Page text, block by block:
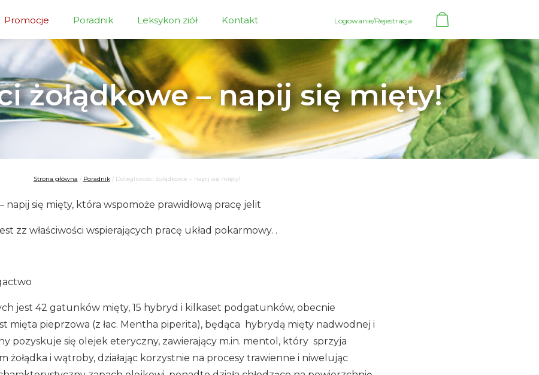
Promocje Poradnik Leksykon ziół Kontakt Logowanie/Rejestracja
żołądkowe – napij się mięty!
Strona główna / Poradnik/ Dolegliwości żołądkowe – napij się mięty!
napij się mięty, która wspomoże prawidłową pracę jelit
zz właściwości wspierających pracę układ pokarmowy. .
jest 42 gatunków mięty, 15 hybryd i kilkaset podgatunków, obecnie
mięta pieprzowa (z łac. Mentha piperita), będąca hybrydą mięty nadwodnej i
pozyskuje się olejek eteryczny, zawierający m.in. mentol, który sprzyja
żołądka i wątroby, działając korzystnie na procesy trawienne i niwelując